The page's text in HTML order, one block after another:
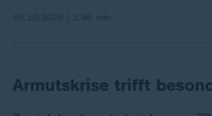
Armutskrise trifft